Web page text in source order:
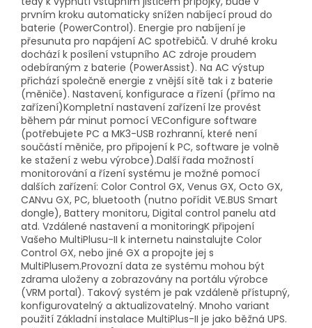
prvním kroku automaticky snížen nabíjecí proud do
baterie (PowerControl). Energie pro nabíjení je
přesunuta pro napájení AC spotřebičů. V druhé kroku
dochází k posílení vstupního AC zdroje proudem
odebíraným z baterie (PowerAssist). Na AC výstup
přichází společně energie z vnější sítě tak i z baterie
(měniče). Nastavení, konfigurace a řízení (přímo na
zařízení)Kompletní nastavení zařízení lze provést
během pár minut pomocí VEConfigure software
(potřebujete PC a MK3-USB rozhranní, které není
součástí měniče, pro připojení k PC, software je volně
ke stažení z webu výrobce).Další řada možností
monitorování a řízení systému je možné pomocí
dalších zařízení: Color Control GX, Venus GX, Octo GX,
CANvu GX, PC, bluetooth (nutno pořídit VE.BUS Smart
dongle), Battery monitoru, Digital control panelu atd
atd. Vzdálené nastavení a monitoringK připojení
Vašeho MultiPlusu-II k internetu nainstalujte Color
Control GX, nebo jiné GX a propojte jej s
MultiPlusem.Provozní data ze systému mohou být
zdrama uloženy a zobrazovány na portálu výrobce
(VRM portal). Takový systém je pak vzdáleně přístupný,
konfigurovatelný a aktualizovatelný. Mnoho variant
použití Základní instalace MultiPlus-II je jako běžná UPS.